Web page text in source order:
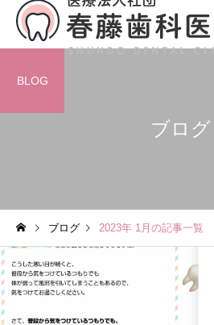
ブログ
BLOG
ブログ 2023年 1月の記事一覧